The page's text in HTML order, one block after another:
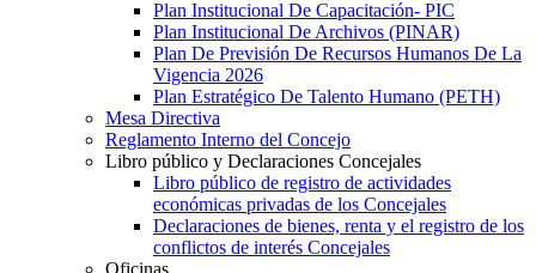
Plan Institucional De Capacitación- PIC
Plan Institucional De Archivos (PINAR)
Plan De Previsión De Recursos Humanos De La
Vigencia 2026
Plan Estratégico De Talento Humano (PETH)
Mesa Directiva
Reglamento Interno del Concejo
Libro público y Declaraciones Concejales
Libro público de registro de actividades
económicas privadas de los Concejales
Declaraciones de bienes, renta y el registro de los
conflictos de interés Concejales
Oficinas